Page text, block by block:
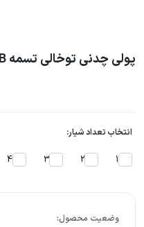
پولی چدنی توخالی تسمه B سایز 30 ساده (بدون نافی)
انتخاب تعداد شیار:
1
2
3
4